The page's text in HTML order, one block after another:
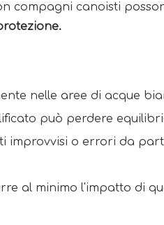
compagni canoisti
nelle aree di acque
può perdere
improvvisi o errori da
al minimo l'impatto di